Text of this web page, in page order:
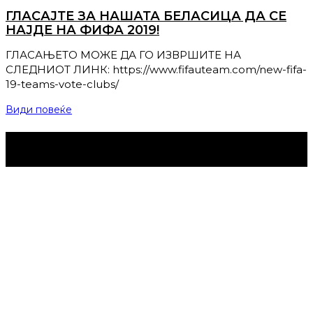
ГЛАСАЈТЕ ЗА НАШАТА БЕЛАСИЦА ДА СЕ
НАЈДЕ НА ФИФА 2019!
ГЛАСАЊЕТО МОЖЕ ДА ГО ИЗВРШИТЕ НА
СЛЕДНИОТ ЛИНК: https://www.fifauteam.com/new-fifa-
19-teams-vote-clubs/
Види повеќе